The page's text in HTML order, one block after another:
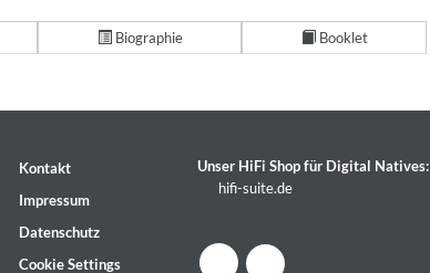
Biographie Booklet
Kontakt
Impressum
Datenschutz
Cookie Settings
Unser HiFi Shop für Digital Natives:
hifi-suite.de